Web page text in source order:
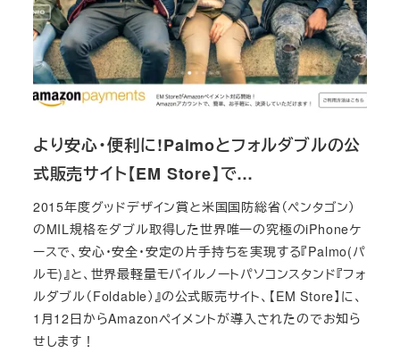
より安心・便利に!Palmoとフォルダブルの公
式販売サイト【EM Store】で…
2015年度グッドデザイン賞と米国国防総省（ペンタゴン）
のMIL規格をダブル取得した世界唯一の究極のiPhoneケ
ースで、安心・安全・安定の片手持ちを実現する『Palmo(パ
ルモ)』と、世界最軽量モバイルノートパソコンスタンド『フォ
ルダブル（Foldable）』の公式販売サイト、【EM Store】に、
1月12日からAmazonペイメントが導入されたのでお知ら
せします！